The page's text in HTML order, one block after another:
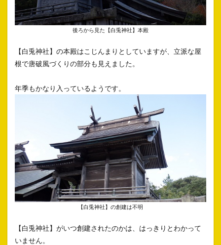
後ろから見た【白兎神社】本殿
【白兎神社】の本殿はこじんまりとしていますが、立派な屋
根で唐破風づくりの部分も見えました。
年季もかなり入っているようです。
【白兎神社】の創建は不明
【白兎神社】がいつ創建されたのかは、はっきりとわかって
いません。